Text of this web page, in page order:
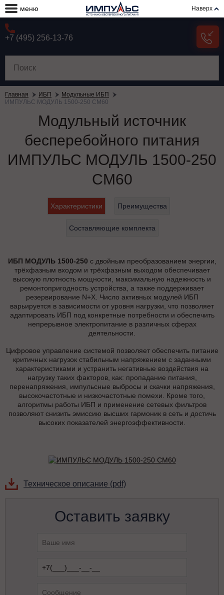
меню Наверх
+7 (495) 256-13-76
Главная ИБП
Модульные ИБП
ИМПУЛЬС МОДУЛЬ 1500-250 СМ60
Модульный источник
бесперебойного питания
ИМПУЛЬС МОДУЛЬ 1500-250
СМ60
Характеристики Преимущества
Составляющие комплекта
ИБП МОДУЛЬ 1500-250 с двойным преобразованием энергии,
трёхфазным входом и трёхфазным выходом обеспечивает
высокую плотность мощности, максимальную надежность и
ремонтопригодность устройства, а также поддерживает
резервирование N+X. Число активных модулей ИБП
варьируется в зависимости от уровня нагрузки, что позволяет
адаптировать ИБП под конкретные потребности и обеспечить
непрерывное электропитание в различных сферах
деятельности.
Цифровое управление системой позволяет обеспечить питание
критичных нагрузок стабильным напряжением с заданными
характеристиками и устранить негативные воздействия на
нагрузку таких факторов, как: пропадание питания,
перенапряжения, импульсные выбросы и скачки напряжения,
высокочастотные и низкочастотные помехи. Кроме того,
алгоритмы работы ИБП и применение сетевых фильтров
позволяют снизить эмиссию высших гармоник в сеть и достичь
высоких показателей энергоэффективности.
Техническое описание (pdf)
Оставить заявку